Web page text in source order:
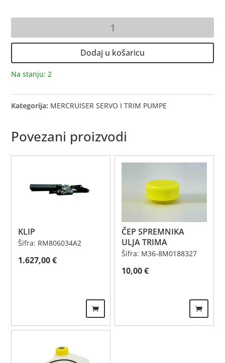
Dodaj u košaricu
Na stanju: 2
Kategorija: MERCRUISER SERVO I TRIM PUMPE
Povezani proizvodi
KLIP
Šifra: RM806034A2
1.627,00€
ČEP SPREMNIKA
ULJA TRIMA
Šifra: M36-8M0188327
10,00€